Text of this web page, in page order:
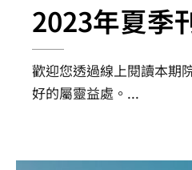
2023年夏季
歡迎您透過線上閱讀本期
好的屬靈益處。 ...